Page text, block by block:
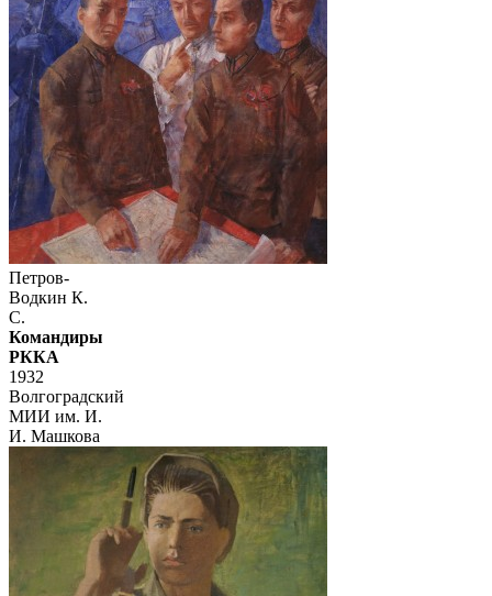
Петров-
Водкин К.
С.
Командиры
РККА
1932
Волгоградский
МИИ им. И.
И. Машкова